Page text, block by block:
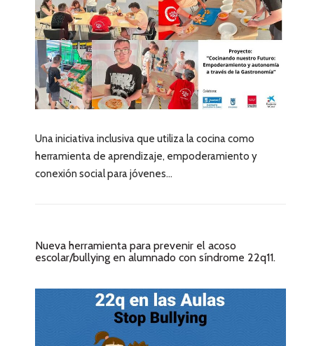
Una iniciativa inclusiva que utiliza la cocina como
herramienta de aprendizaje, empoderamiento y
conexión social para jóvenes...
Nueva herramienta para prevenir el acoso
escolar/bullying en alumnado con síndrome 22q11.